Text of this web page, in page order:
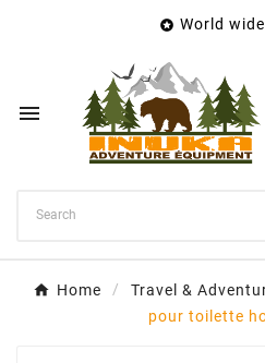
 World

Home Travel &
pour toilette
Wishlist name